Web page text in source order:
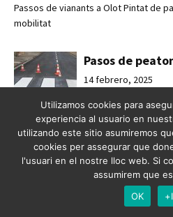
Passos de vianants a Olot Pintat de
mobilitat
Pasos de
14 febrero, 2025
Pasos de peatones en Olot Pintado
movilidad
Mejorando la
Esplugues de
7 febrero, 2025
Utilizamos cookies para
experiencia al usuario en
utilizando este sitio asumiremos
cookies per assegurar que
l'usuari en el nostre lloc web. Si
assumirem que
OK